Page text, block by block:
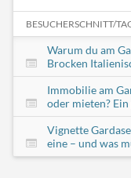
BESUCHERSCHNITT/
Warum du am
Brocken
Immobilie am
oder mieten?
Vignette
eine – und was